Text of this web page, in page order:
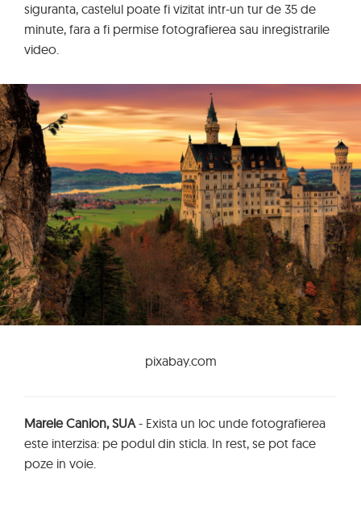
siguranta, castelul poate fi vizitat intr-un tur de 35 de
minute, fara a fi permise fotografierea sau inregistrarile
video.
pixabay.com
Marele Canion, SUA- Exista un loc unde fotografierea
este interzisa: pe podul din sticla. In rest, se pot face
poze in voie.